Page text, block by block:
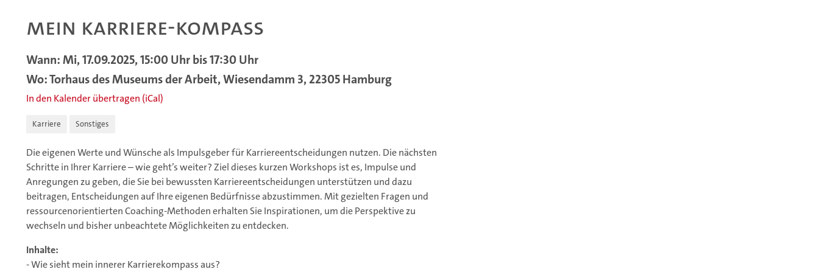
Mein Karriere-Kompass
Wann: Mi, 17.09.2025, 15:00 Uhr bis 17:30 Uhr
Wo: Torhaus des Museums der Arbeit, Wiesendamm 3, 22305 Hamburg
In den Kalender übertragen (iCal)
Karriere Sonstiges
Die eigenen Werte und Wünsche als Impulsgeber für Karriereentscheidungen nutzen. Die nächsten
Schritte in Ihrer Karriere – wie geht’s weiter? Ziel dieses kurzen Workshops ist es, Impulse und
Anregungen zu geben, die Sie bei bewussten Karriereentscheidungen unterstützen und dazu
beitragen, Entscheidungen auf Ihre eigenen Bedürfnisse abzustimmen. Mit gezielten Fragen und
ressourcenorientierten Coaching-Methoden erhalten Sie Inspirationen, um die Perspektive zu
wechseln und bisher unbeachtete Möglichkeiten zu entdecken.
Inhalte:
- Wie sieht mein innerer Karrierekompass aus?